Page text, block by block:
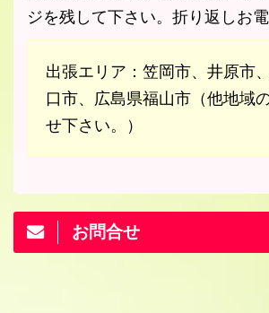
ジを残して下さい。折り返しお電
出張エリア：笠岡市、井原市
口市、広島県福山市（他地域
せ下さい。）
お問合せ